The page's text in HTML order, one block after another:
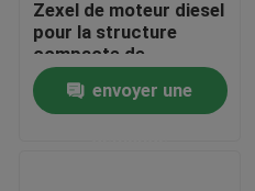
Zexel de moteur diesel
pour la structure
compacte de
Mitsubishi S6kt
envoyer une